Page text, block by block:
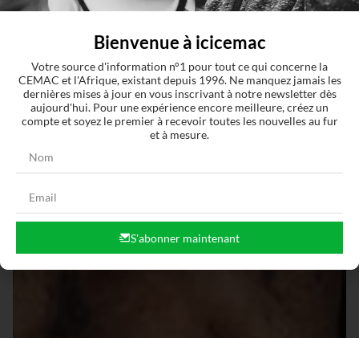
Bienvenue à icicemac
Votre source d'information n°1 pour tout ce qui concerne la
CEMAC et l'Afrique, existant depuis 1996. Ne manquez jamais les
dernières mises à jour en vous inscrivant à notre newsletter dès
aujourd'hui. Pour une expérience encore meilleure, créez un
compte et soyez le premier à recevoir toutes les nouvelles au fur
et à mesure.
S'abonner maintenant